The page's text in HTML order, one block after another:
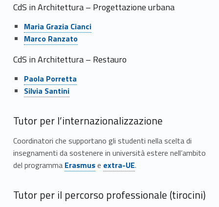
CdS in Architettura – Progettazione urbana
Link identifier #identifier__84965-15
Maria Grazia Cianci
Link identifier #identifier__144550-16
Marco Ranzato
CdS in Architettura – Restauro
Link identifier #identifier__5265-17
Paola Porretta
Link identifier #identifier__31699-18
Silvia Santini
Tutor per l’internazionalizzazione
Coordinatori che supportano gli studenti nella scelta di
insegnamenti da sostenere in università estere nell’ambito
del programma Link identifier #identifier__124202-19
Erasmuse extra-UE.
Tutor per il percorso professionale (tirocini)